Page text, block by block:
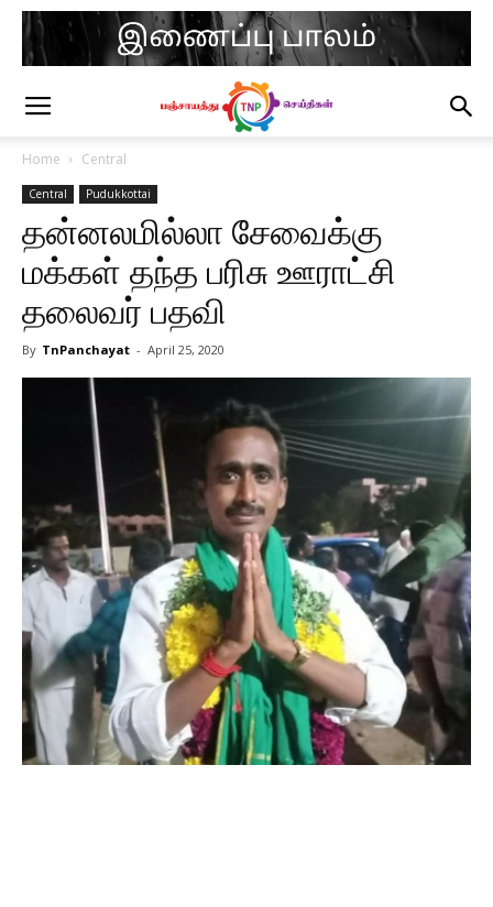
Home Central
Central Pudukkottai
தன்னலமில்லா சேவைக்கு
மக்கள் தந்த பரிசு ஊராட்சி
தலைவர் பதவி
By TnPanchayat - April 25, 2020